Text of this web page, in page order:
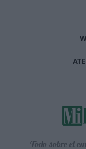
Todo sobre el